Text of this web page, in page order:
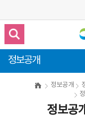
정보공개
정보공개
정보공